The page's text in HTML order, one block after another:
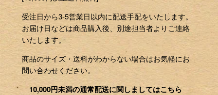
受注日から3-5営業日以内に配送手配をいたします。
お届け日などは商品購入後、別途担当者よりご連絡
いたします。
商品のサイズ・送料がわからない場合はお気軽にお
問い合わせください。
10,000円未満の通常配送に関しましてはこちら